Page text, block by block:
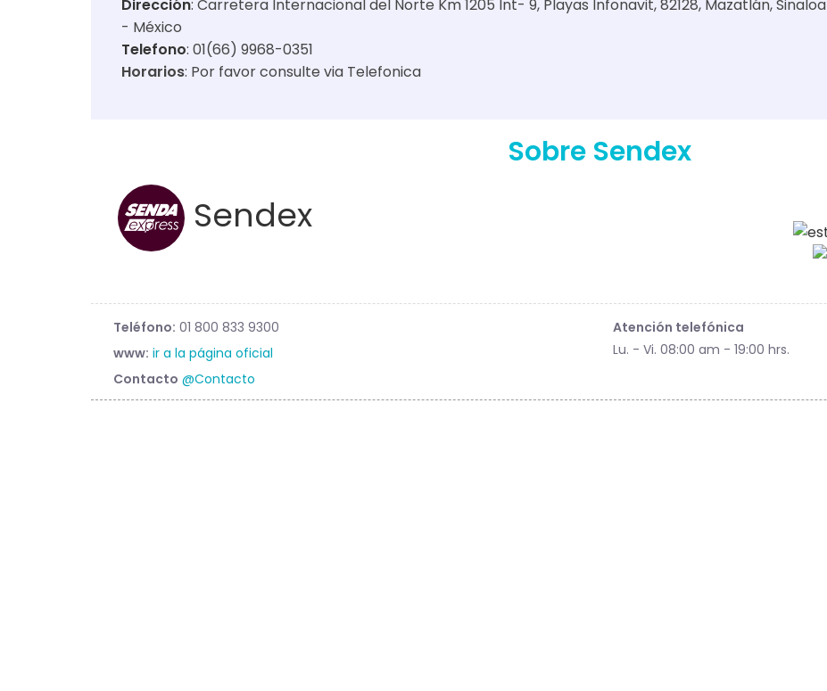
Dirección: Carretera Internacional del Norte Km 1205 Int- 9, Playas Infonavit, 82128, Mazatlán, Sinaloa
- México
Telefono: 01(66) 9968-0351
Horarios: Por favor consulte via Telefonica
Sobre Sendex
Sendex
Teléfono: 01 800 833 9300
www: ir a la página oficial
Contacto @Contacto
Atención telefónica
Lu. - Vi. 08:00 am - 19:00 hrs.